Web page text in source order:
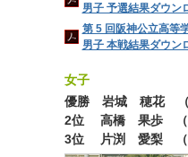
男子 予選結果ダウン
第 5 回阪神公立高等
男子 本戦結果ダウン
女子
優勝 岩城 穂花 （
2位 高橋 果歩 （
3位 片渕 愛梨 （